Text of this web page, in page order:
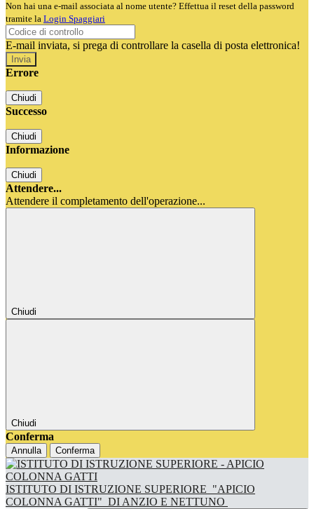
Non hai una e-mail associata al nome utente? Effettua il reset della password
tramite la Login Spaggiari
E-mail inviata, si prega di controllare la casella di posta elettronica!
Errore
Chiudi
Successo
Chiudi
Informazione
Chiudi
Attendere...
Attendere il completamento dell'operazione...
Chiudi
Chiudi
Conferma
Annulla Conferma
ISTITUTO DI ISTRUZIONE SUPERIORE "APICIO
COLONNA GATTI" DI ANZIO E NETTUNO